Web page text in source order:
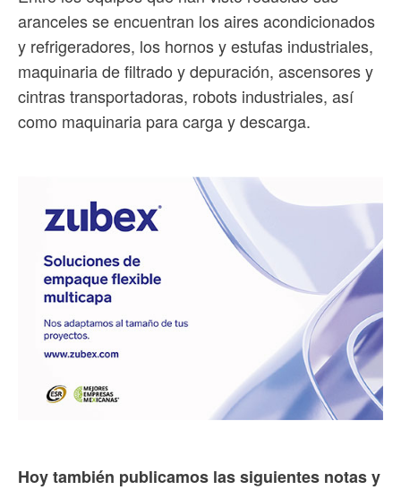
aranceles se encuentran los aires acondicionados
y refrigeradores, los hornos y estufas industriales,
maquinaria de filtrado y depuración, ascensores y
cintras transportadoras, robots industriales, así
como maquinaria para carga y descarga.
Hoy también publicamos las siguientes notas y